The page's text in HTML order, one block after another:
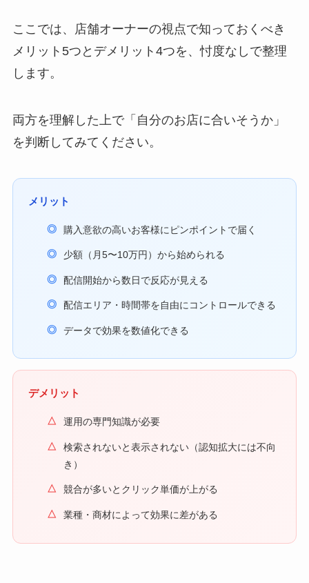
ここでは、店舗オーナーの視点で知っておくべき
メリット5つとデメリット4つを、忖度なしで整理
します。
両方を理解した上で「自分のお店に合いそうか」
を判断してみてください。
メリット
購入意欲の高いお客様にピンポイントで届く
少額（月5〜10万円）から始められる
配信開始から数日で反応が見える
配信エリア・時間帯を自由にコントロールできる
データで効果を数値化できる
デメリット
運用の専門知識が必要
検索されないと表示されない（認知拡大には不向
き）
競合が多いとクリック単価が上がる
業種・商材によって効果に差がある